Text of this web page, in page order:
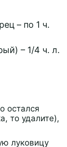
– по 1 ч.
– 1/4 ч. л.
остался
то удалите),
луковицу